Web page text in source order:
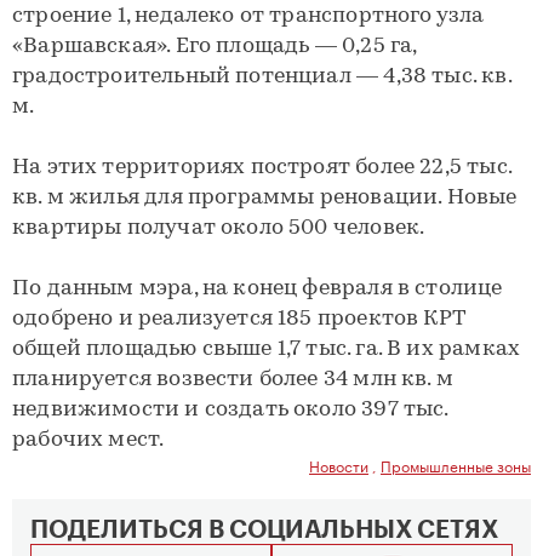
строение 1, недалеко от транспортного узла
«Варшавская». Его площадь — 0,25 га,
градостроительный потенциал — 4,38 тыс. кв.
м.
На этих территориях построят более 22,5 тыс.
кв. м жилья для программы реновации. Новые
квартиры получат около 500 человек.
По данным мэра, на конец февраля в столице
одобрено и реализуется 185 проектов КРТ
общей площадью свыше 1,7 тыс. га. В их рамках
планируется возвести более 34 млн кв. м
недвижимости и создать около 397 тыс.
рабочих мест.
Новости Промышленные зоны
ПОДЕЛИТЬСЯ В СОЦИАЛЬНЫХ СЕТЯХ